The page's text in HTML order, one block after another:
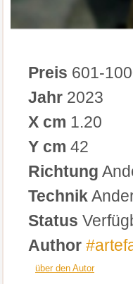
Preis 601-
Jahr 2023
X cm 1.20
Y cm 42
Richtung
Technik
Status
Author
über den Autor